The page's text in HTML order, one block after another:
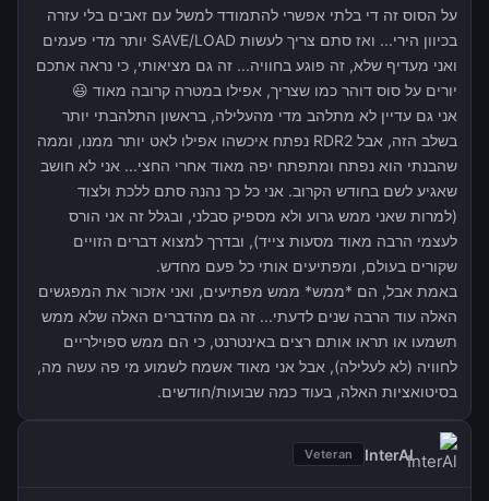
על הסוס זה די בלתי אפשרי להתמודד למשל עם זאבים בלי עזרה
בכיוון הירי... ואז סתם צריך לעשות SAVE/LOAD יותר מדי פעמים
ואני מעדיף שלא, זה פוגע בחוויה... זה גם מציאותי, כי נראה אתכם
יורים על סוס דוהר כמו שצריך, אפילו במטרה קרובה מאוד 😃
אני גם עדיין לא מתלהב מדי מהעלילה, בראשון התלהבתי יותר
בשלב הזה, אבל RDR2 נפתח איכשהו אפילו לאט יותר ממנו, וממה
שהבנתי הוא נפתח ומתפתח יפה מאוד אחרי החצי... אני לא חושב
שאגיע לשם בחודש הקרוב. אני כל כך נהנה סתם ללכת ולצוד
(למרות שאני ממש גרוע ולא מספיק סבלני, ובגלל זה אני הורס
לעצמי הרבה מאוד מסעות צייד), ובדרך למצוא דברים הזויים
שקורים בעולם, ומפתיעים אותי כל פעם מחדש.
באמת אבל, הם *ממש* ממש מפתיעים, ואני אזכור את המפגשים
האלה עוד הרבה שנים לדעתי... זה גם מהדברים האלה שלא ממש
תשמעו או תראו אותם רצים באינטרנט, כי הם ממש ספוילריים
לחוויה (לא לעלילה), אבל אני מאוד אשמח לשמוע מי פה עשה מה,
בסיטואציות האלה, בעוד כמה שבועות/חודשים.
InterAl
Veteran